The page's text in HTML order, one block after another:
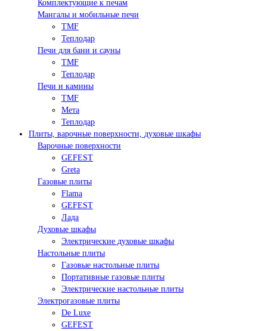
Комплектующие к печам
Мангалы и мобильные печи
TMF
Теплодар
Печи для бани и сауны
TMF
Теплодар
Печи и камины
TMF
Мета
Теплодар
Плиты, варочные поверхности, духовые шкафы
Варочные поверхности
GEFEST
Greta
Газовые плиты
Flama
GEFEST
Лада
Духовые шкафы
Электрические духовые шкафы
Настольные плиты
Газовые настольные плиты
Портативные газовые плиты
Электрические настольные плиты
Электрогазовые плиты
De Luxe
GEFEST